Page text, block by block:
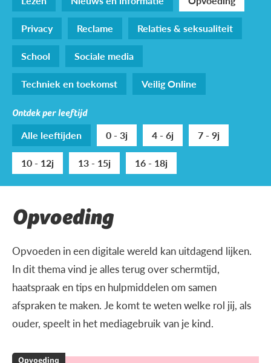
Privacy
Reclame
Relaties & seksualiteit
School
Sociale media
Techniek en toekomst
Veilig Online
Ontdek per leeftijd
Alle leeftijden 0 - 3j 4 - 6j
7 - 9j
10 - 12j
13 - 15j 16 - 18j
Opvoeding
Opvoeden in een digitale wereld kan uitdagend lijken.
In dit thema vind je alles terug over schermtijd,
haatspraak en tips en hulpmiddelen om samen
afspraken te maken. Je komt te weten welke rol jij, als
ouder, speelt in het mediagebruik van je kind.
Opvoeding